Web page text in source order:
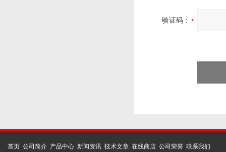
验证码：
首页 公司简介 产品中心 新闻资讯 技术文章 在线商店 公司荣誉 联系我们